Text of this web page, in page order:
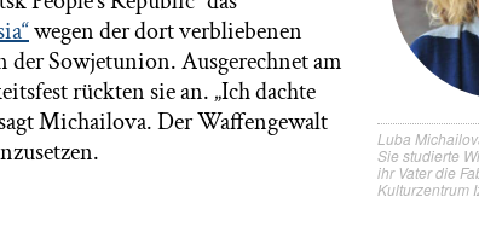
Luba
Sie studierte
ihr Vater die
Kulturzentrum
wegen der dort verbliebenen
Sowjetunion. Ausgerechnet am
rückten sie an. „Ich dachte
Michailova. Der Waffengewalt